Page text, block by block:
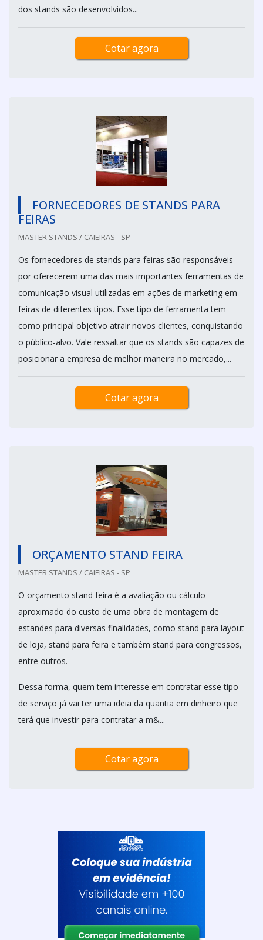
dos stands são desenvolvidos...
Cotar agora
FORNECEDORES DE STANDS PARA
FEIRAS
MASTER STANDS / CAIEIRAS - SP
Os fornecedores de stands para feiras são responsáveis
por oferecerem uma das mais importantes ferramentas de
comunicação visual utilizadas em ações de marketing em
feiras de diferentes tipos. Esse tipo de ferramenta tem
como principal objetivo atrair novos clientes, conquistando
o público-alvo. Vale ressaltar que os stands são capazes de
posicionar a empresa de melhor maneira no mercado,...
Cotar agora
ORÇAMENTO STAND FEIRA
MASTER STANDS / CAIEIRAS - SP
O orçamento stand feira é a avaliação ou cálculo
aproximado do custo de uma obra de montagem de
estandes para diversas finalidades, como stand para layout
de loja, stand para feira e também stand para congressos,
entre outros.
Dessa forma, quem tem interesse em contratar esse tipo
de serviço já vai ter uma ideia da quantia em dinheiro que
terá que investir para contratar a m&...
Cotar agora